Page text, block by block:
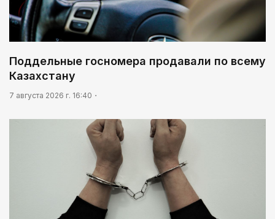
Поддельные госномера продавали по всему
Казахстану
7 августа 2026 г. 16:40